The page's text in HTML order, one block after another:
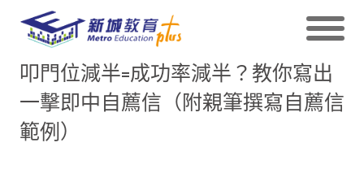
叩門位減半=成功率減半？教你寫出
一擊即中自薦信（附親筆撰寫自薦信
範例）